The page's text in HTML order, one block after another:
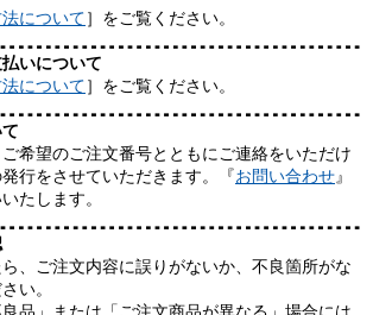
について］をご覧ください。
いについて
について］をご覧ください。
希望のご注文番号とともにご連絡をいただけ
行をさせていただきます。『お問い合わせ』
たします。
、ご注文内容に誤りがないか、不良箇所がな
い。